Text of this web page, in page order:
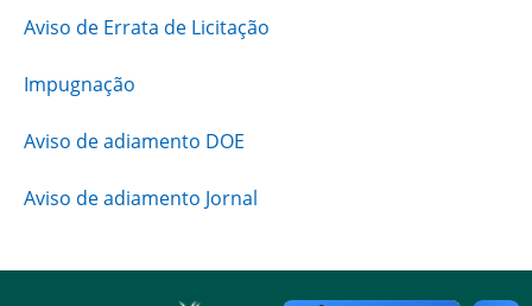
Aviso de Errata de Licitação
Impugnação
Aviso de adiamento DOE
Aviso de adiamento Jornal